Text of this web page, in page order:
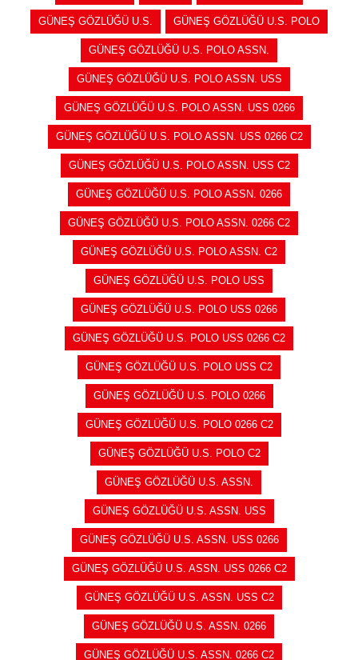
GÜNEŞ GÖZLÜĞÜ U.S. GÜNEŞ GÖZLÜĞÜ U.S. POLO
GÜNEŞ GÖZLÜĞÜ U.S. POLO ASSN.
GÜNEŞ GÖZLÜĞÜ U.S. POLO ASSN. USS
GÜNEŞ GÖZLÜĞÜ U.S. POLO ASSN. USS 0266
GÜNEŞ GÖZLÜĞÜ U.S. POLO ASSN. USS 0266 C2
GÜNEŞ GÖZLÜĞÜ U.S. POLO ASSN. USS C2
GÜNEŞ GÖZLÜĞÜ U.S. POLO ASSN. 0266
GÜNEŞ GÖZLÜĞÜ U.S. POLO ASSN. 0266 C2
GÜNEŞ GÖZLÜĞÜ U.S. POLO ASSN. C2
GÜNEŞ GÖZLÜĞÜ U.S. POLO USS
GÜNEŞ GÖZLÜĞÜ U.S. POLO USS 0266
GÜNEŞ GÖZLÜĞÜ U.S. POLO USS 0266 C2
GÜNEŞ GÖZLÜĞÜ U.S. POLO USS C2
GÜNEŞ GÖZLÜĞÜ U.S. POLO 0266
GÜNEŞ GÖZLÜĞÜ U.S. POLO 0266 C2
GÜNEŞ GÖZLÜĞÜ U.S. POLO C2
GÜNEŞ GÖZLÜĞÜ U.S. ASSN.
GÜNEŞ GÖZLÜĞÜ U.S. ASSN. USS
GÜNEŞ GÖZLÜĞÜ U.S. ASSN. USS 0266
GÜNEŞ GÖZLÜĞÜ U.S. ASSN. USS 0266 C2
GÜNEŞ GÖZLÜĞÜ U.S. ASSN. USS C2
GÜNEŞ GÖZLÜĞÜ U.S. ASSN. 0266
GÜNEŞ GÖZLÜĞÜ U.S. ASSN. 0266 C2